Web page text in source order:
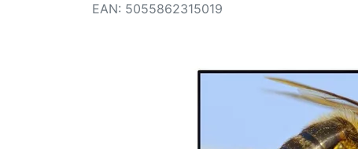
EAN: 5055862315019